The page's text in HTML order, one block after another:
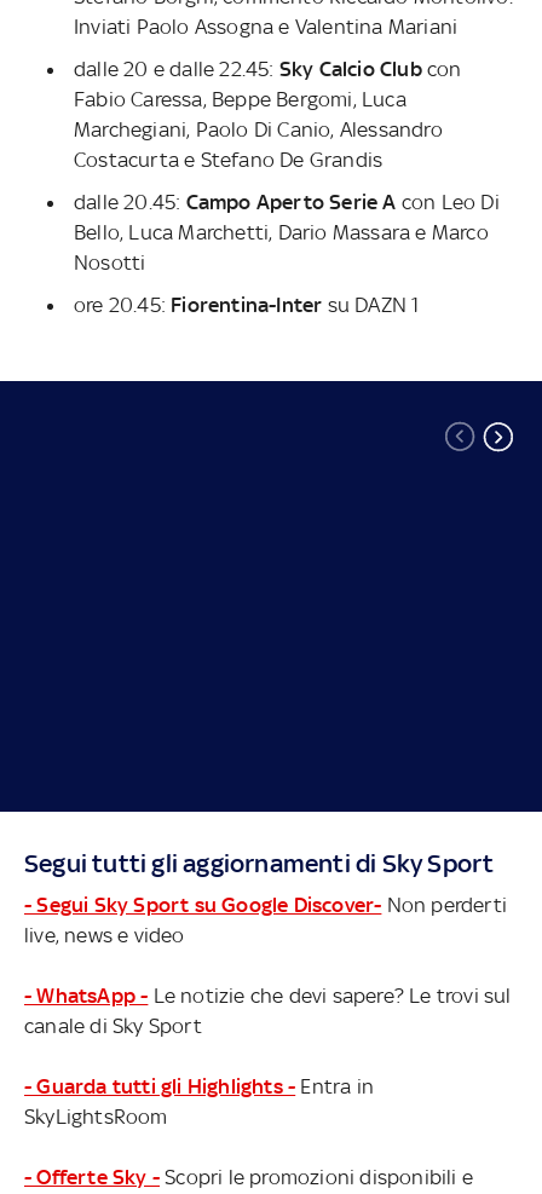
Inviati Paolo Assogna e Valentina Mariani
dalle 20 e dalle 22.45: Sky Calcio Clubcon
Fabio Caressa, Beppe Bergomi, Luca
Marchegiani, Paolo Di Canio, Alessandro
Costacurta e Stefano De Grandis
dalle 20.45: Campo Aperto Serie A con Leo Di
Bello, Luca Marchetti, Dario Massara e Marco
Nosotti
ore 20.45: Fiorentina-Inter su DAZN 1
Segui tutti gli aggiornamenti di Sky Sport
- Segui Sky Sport su Google Discover- Non perderti
live, news e video
- WhatsApp - Le notizie che devi sapere? Le trovi sul
canale di Sky Sport
- Guarda tutti gli Highlights - Entra in
SkyLightsRoom
- Offerte Sky - Scopri le promozioni disponibili e